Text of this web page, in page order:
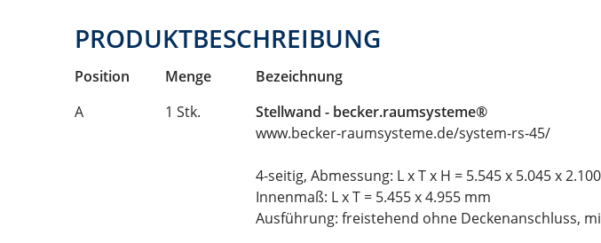
PRODUKTBESCHREIBUNG
Position Menge
Bezeichnung
A
1 Stk.
Stellwand - becker.raumsysteme®
www.becker-raumsysteme.de/system-rs-45/
4-seitig, Abmessung: L x T x H = 5.545 x 5.045 x
Innenmaß: L x T = 5.455 x 4.955 mm
Ausführung: freistehend ohne Deckenanschluss,